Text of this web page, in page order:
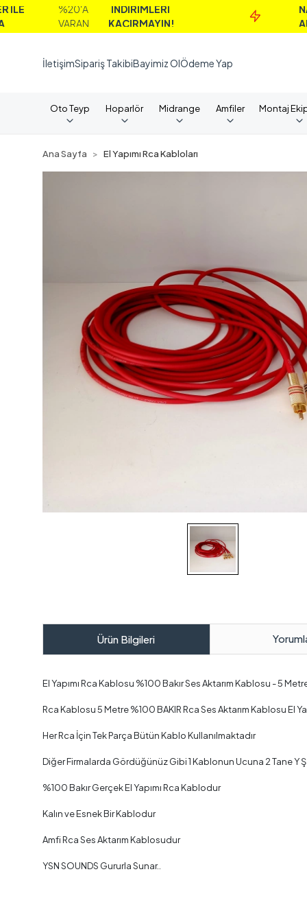
%20'A
İNDİRİMLERİ
KAÇIRMAYIN!
NAKİT
ALIMLARDA
İletişimSipariş TakibiBayimiz OlÖdeme Yap
Oto Teyp Hoparlör Midrange Amfiler Montaj
Ana Sayfa El Yapımı Rca Kabloları
Ürün Bilgileri
El Yapımı Rca Kablosu %100 Bakır Ses Aktarım Kablosu - 5
Rca Kablosu 5 Metre %100 BAKIR Rca Ses Aktarım Kablosu El
Her Rca İçin Tek Parça Bütün Kablo Kullanılmaktadır
Diğer Firmalarda Gördüğünüz Gibi 1 Kablonun Ucuna 2 Tane Y
%100 Bakır Gerçek El Yapımı Rca Kablodur
Kalın ve Esnek Bir Kablodur
Amfi Rca Ses Aktarım Kablosudur
YSN SOUNDS Gururla Sunar..